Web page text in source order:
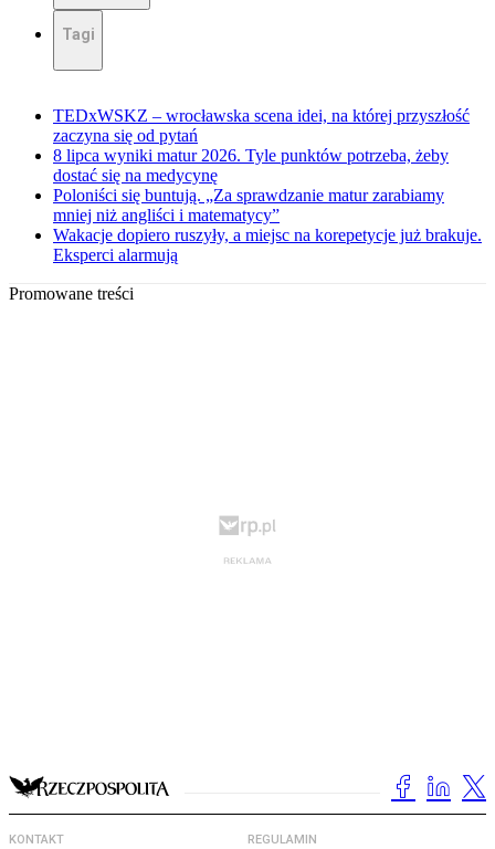
Tagi
TEDxWSKZ – wrocławska scena idei, na której przyszłość
zaczyna się od pytań
8 lipca wyniki matur 2026. Tyle punktów potrzeba, żeby
dostać się na medycynę
Poloniści się buntują. „Za sprawdzanie matur zarabiamy
mniej niż angliści i matematycy”
Wakacje dopiero ruszyły, a miejsc na korepetycje już brakuje.
Eksperci alarmują
Promowane treści
KONTAKT REGULAMIN